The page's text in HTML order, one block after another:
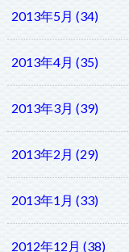
2013年5月 (34)
2013年4月 (35)
2013年3月 (39)
2013年2月 (29)
2013年1月 (33)
2012年12月 (38)